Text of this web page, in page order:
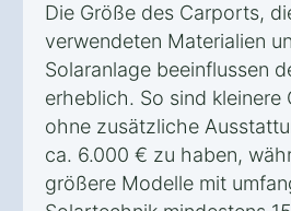
Die Größe des Carports,
verwendeten Materialien
Solaranlage beeinflussen
erheblich. So sind kleinere
ohne zusätzliche
ca. 6.000 € zu haben,
größere Modelle mit